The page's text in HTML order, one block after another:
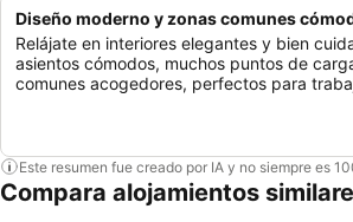
Diseño moderno y zonas comunes
Relájate en interiores elegantes y bien
asientos cómodos, muchos puntos de
comunes acogedores, perfectos para
Este resumen fue creado por IA y no siempre es
Compara alojamientos